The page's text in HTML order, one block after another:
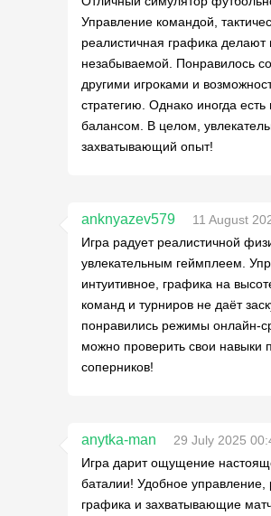
Управление командой,
реалистичная графика делают
незабываемой. Понравилось
другими игроками и
стратегию. Однако иногда
балансом. В целом,
захватывающий опыт!
anknyazev579
11 August
Игра радует реалистичной
увлекательным геймплеем.
интуитивное, графика на
команд и турниров не даёт
понравились режимы онлайн-
можно проверить свои навыки
соперников!
anytka-man
29 July 2025
Игра дарит ощущение
баталии! Удобное управление,
графика и захватывающие